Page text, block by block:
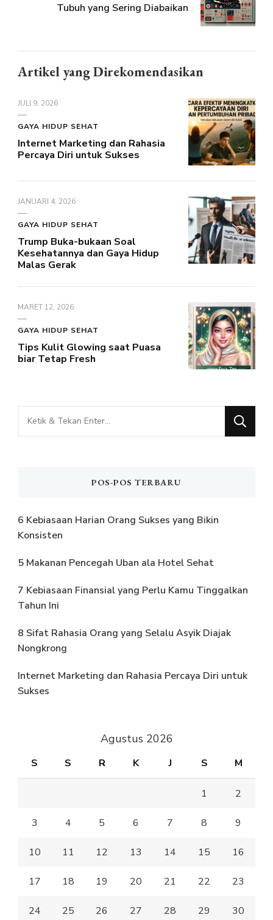
Tubuh yang Sering Diabaikan
Artikel yang Direkomendasikan
JULI 9, 2026
GAYA HIDUP SEHAT
Internet Marketing dan Rahasia
Percaya Diri untuk Sukses
JANUARI 4, 2026
GAYA HIDUP SEHAT
Trump Buka-bukaan Soal
Kesehatannya dan Gaya Hidup
Malas Gerak
MARET 12, 2026
GAYA HIDUP SEHAT
Tips Kulit Glowing saat Puasa
biar Tetap Fresh
Mencari
Sesuatu?
POS-POS TERBARU
6 Kebiasaan Harian Orang Sukses yang Bikin
Konsisten
5 Makanan Pencegah Uban ala Hotel Sehat
7 Kebiasaan Finansial yang Perlu Kamu Tinggalkan
Tahun Ini
8 Sifat Rahasia Orang yang Selalu Asyik Diajak
Nongkrong
Internet Marketing dan Rahasia Percaya Diri untuk
Sukses
Agustus 2026
S S R K J S M
1 2
3 4 5 6 7 8 9
10 11 12 13 14 15 16
17 18 19 20 21 22 23
24 25 26 27 28 29 30